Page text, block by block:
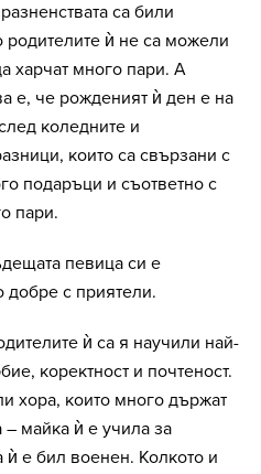
са били
ѝ не са можели
харчат много пари. А
е, че рожденият ѝ ден е на
коледните и
които са свързани с
подаръци и съответно с
пари.
певица си е
добре с приятели.
ѝ са я научили най-
коректност и почтеност.
хора, които много държат
– майка ѝ е учила за
ѝ е бил военен. Колкото и